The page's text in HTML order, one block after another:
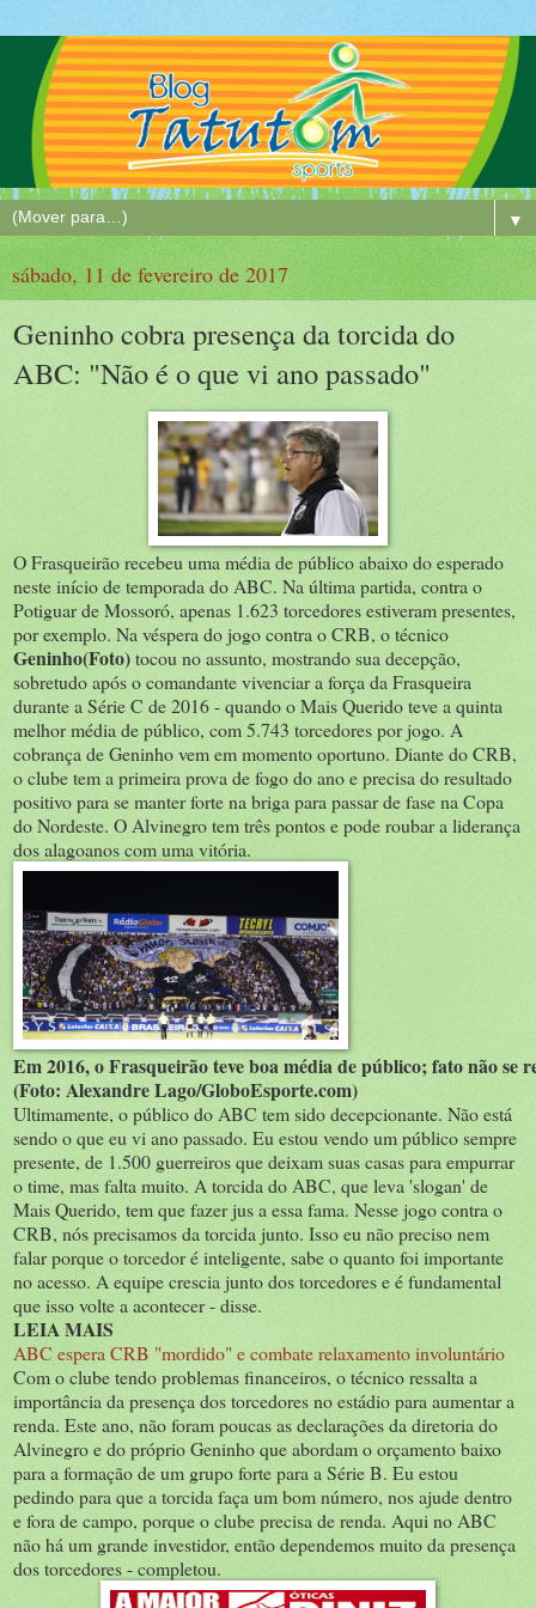
▼
sábado, 11 de fevereiro de 2017
Geninho cobra presença da torcida do
ABC: "Não é o que vi ano passado"
O Frasqueirão recebeu uma média de público abaixo do esperado
neste início de temporada do ABC. Na última partida, contra o
Potiguar de Mossoró, apenas 1.623 torcedores estiveram presentes,
por exemplo. Na véspera do jogo contra o CRB, o técnico
Geninho(Foto)tocou no assunto, mostrando sua decepção,
sobretudo após o comandante vivenciar a força da Frasqueira
durante a Série C de 2016 - quando o Mais Querido teve a quinta
melhor média de público, com 5.743 torcedores por jogo. A
cobrança de Geninho vem em momento oportuno. Diante do CRB,
o clube tem a primeira prova de fogo do ano e precisa do resultado
positivo para se manter forte na briga para passar de fase na Copa
do Nordeste. O Alvinegro tem três pontos e pode roubar a liderança
dos alagoanos com uma vitória.
Em 2016, o Frasqueirão teve boa média de público; fato não se
(Foto: Alexandre Lago/GloboEsporte.com)
Ultimamente, o público do ABC tem sido decepcionante. Não está
sendo o que eu vi ano passado. Eu estou vendo um público sempre
presente, de 1.500 guerreiros que deixam suas casas para empurrar
o time, mas falta muito. A torcida do ABC, que leva 'slogan' de
Mais Querido, tem que fazer jus a essa fama. Nesse jogo contra o
CRB, nós precisamos da torcida junto. Isso eu não preciso nem
falar porque o torcedor é inteligente, sabe o quanto foi importante
no acesso. A equipe crescia junto dos torcedores e é fundamental
que isso volte a acontecer - disse.
LEIA MAIS
ABC espera CRB "mordido" e combate relaxamento involuntário
Com o clube tendo problemas financeiros, o técnico ressalta a
importância da presença dos torcedores no estádio para aumentar a
renda. Este ano, não foram poucas as declarações da diretoria do
Alvinegro e do próprio Geninho que abordam o orçamento baixo
para a formação de um grupo forte para a Série B. Eu estou
pedindo para que a torcida faça um bom número, nos ajude dentro
e fora de campo, porque o clube precisa de renda. Aqui no ABC
não há um grande investidor, então dependemos muito da presença
dos torcedores - completou.